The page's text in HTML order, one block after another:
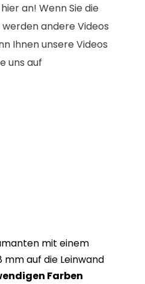
an! Wenn Sie die
andere Videos
Ihnen unsere Videos
uns auf
mit einem
mm auf die Leinwand
Farben